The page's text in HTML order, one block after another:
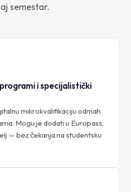
semestar.
i specijalistički
mikrokvalifikaciju odmah
Mogu je dodati u Europass,
— bez čekanja na studentsku